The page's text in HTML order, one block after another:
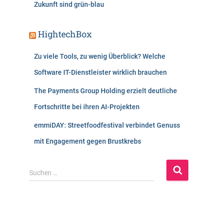
Zukunft sind grün-blau
HightechBox
Zu viele Tools, zu wenig Überblick? Welche
Software IT-Dienstleister wirklich brauchen
The Payments Group Holding erzielt deutliche
Fortschritte bei ihren AI-Projekten
emmiDAY: Streetfoodfestival verbindet Genuss
mit Engagement gegen Brustkrebs
S
u
Suchen …